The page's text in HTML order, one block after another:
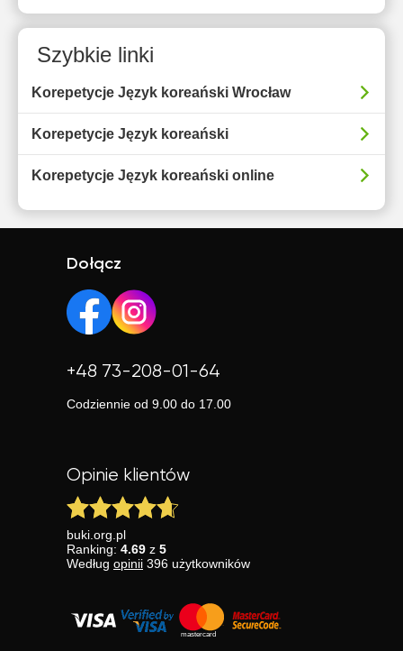
Szybkie linki
Korepetycje Język koreański Wrocław
Korepetycje Język koreański
Korepetycje Język koreański online
Dołącz
+48 73-208-01-64
Codziennie od 9.00 do 17.00
Opinie klientów
buki.org.pl
Ranking: 4.69 z 5
Według opinii 396 użytkowników